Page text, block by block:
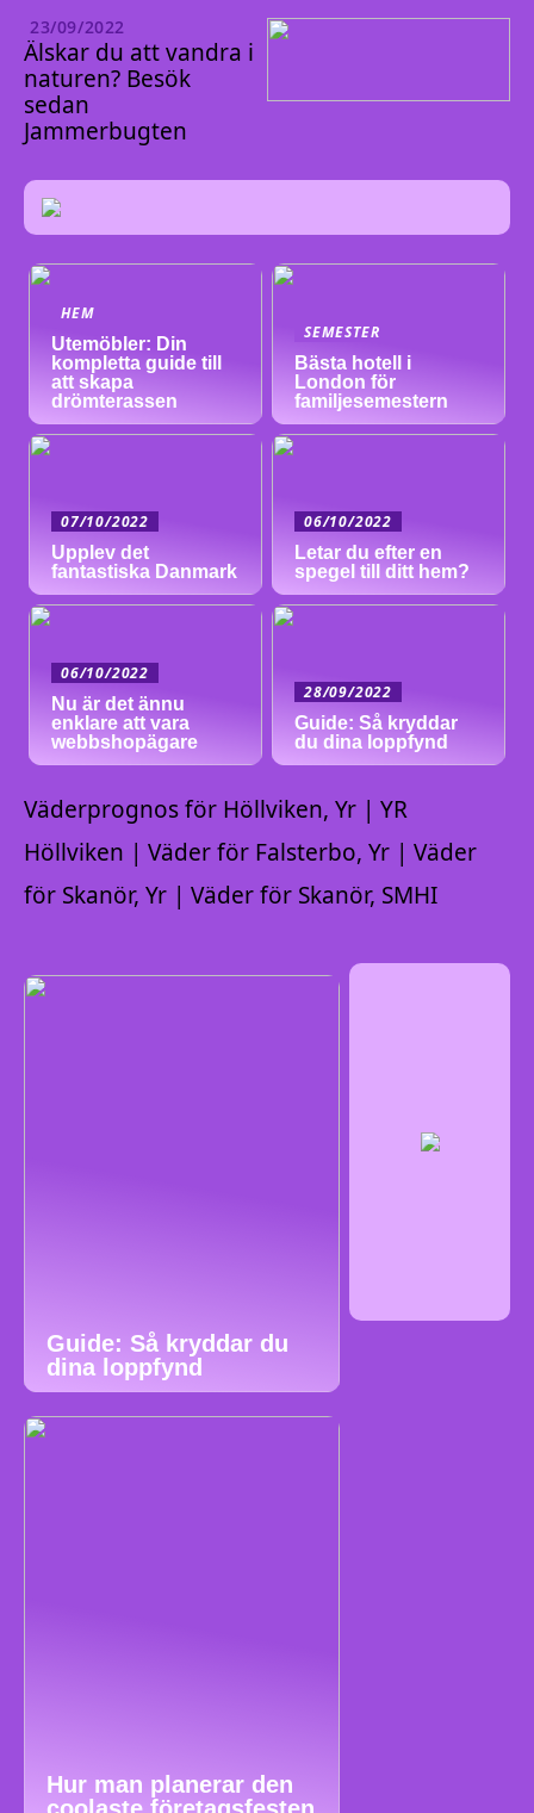
23/09/2022
Älskar du att vandra i
naturen? Besök
sedan
Jammerbugten
HEM
Utemöbler: Din
kompletta guide till
att skapa
drömterassen
SEMESTER
Bästa hotell i
London för
familjesemestern
07/10/2022
Upplev det
fantastiska Danmark
06/10/2022
Letar du efter en
spegel till ditt hem?
06/10/2022
Nu är det ännu
enklare att vara
webbshopägare
28/09/2022
Guide: Så kryddar
du dina loppfynd
Väderprognos för Höllviken, Yr | YR
Höllviken | Väder för Falsterbo, Yr | Väder
för Skanör, Yr | Väder för Skanör, SMHI
Guide: Så kryddar du
dina loppfynd
Hur man planerar den